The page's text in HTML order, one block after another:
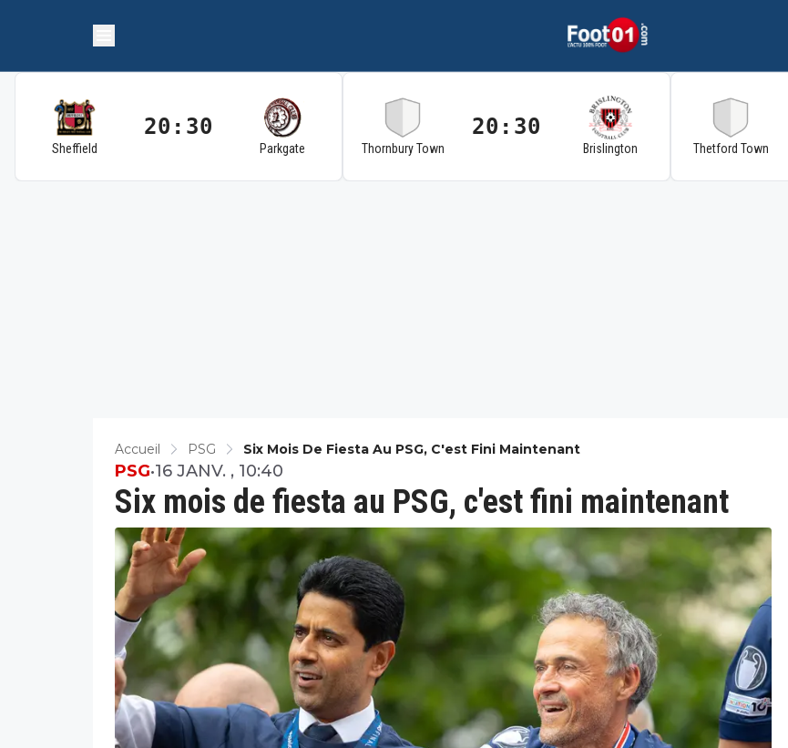
Sheffield
20:30
Parkgate Thornbury Town
20:30
Brislington Thetford Town
Accueil PSG Six Mois De Fiesta Au PSG, C'est Fini Maintenant
Six mois de fiesta au PSG, c'est fini maintenant
PSG•16 JANV. , 10:40